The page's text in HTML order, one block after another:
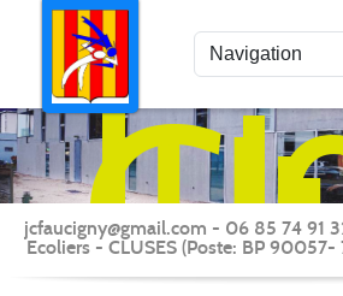
jcfaucigny@gmail.com - 06 85 74 91
Ecoliers - CLUSES (Poste: BP 90057-
Panneau de gestion des cookies